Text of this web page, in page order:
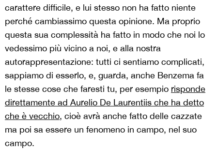
carattere difficile, e lui stesso non ha fatto niente
perché cambiassimo questa opinione. Ma proprio
questa sua complessità ha fatto in modo che noi lo
vedessimo più vicino a noi, e alla nostra
autorappresentazione: tutti ci sentiamo complicati,
sappiamo di esserlo, e, guarda, anche Benzema fa
le stesse cose che faresti tu, per esempio risponde
direttamente ad Aurelio De Laurentiis che ha detto
che è vecchio, cioè avrà anche fatto delle cazzate
ma poi sa essere un fenomeno in campo, nel suo
campo.